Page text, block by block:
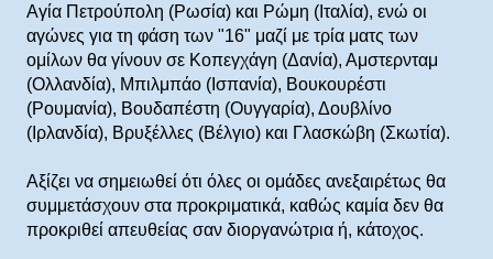
Αγία Πετρούπολη (Ρωσία) και Ρώμη (Ιταλία), ενώ οι
αγώνες για τη φάση των "16" μαζί με τρία ματς των
ομίλων θα γίνουν σε Κοπεγχάγη (Δανία), Αμστερνταμ
(Ολλανδία), Μπιλμπάο (Ισπανία), Βουκουρέστι
(Ρουμανία), Βουδαπέστη (Ουγγαρία), Δουβλίνο
(Ιρλανδία), Βρυξέλλες (Βέλγιο) και Γλασκώβη (Σκωτία).
Αξίζει να σημειωθεί ότι όλες οι ομάδες ανεξαιρέτως θα
συμμετάσχουν στα προκριματικά, καθώς καμία δεν θα
προκριθεί απευθείας σαν διοργανώτρια ή, κάτοχος.